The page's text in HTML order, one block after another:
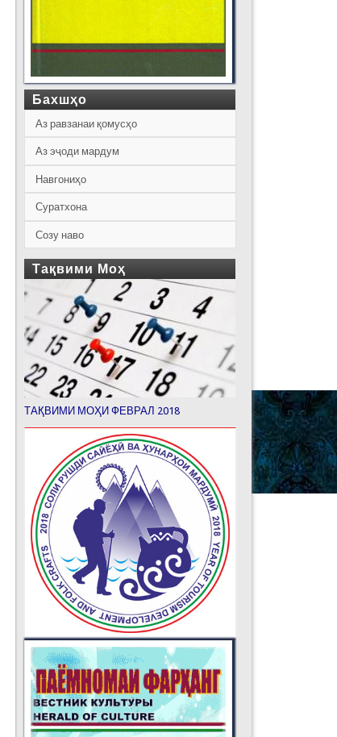
Бахшҳо
Аз равзанаи қомусҳо
Аз эҷоди мардум
Навгониҳо
Суратхона
Созу наво
Тақвими Моҳ
ТАҚВИМИ МОҲИ ФЕВРАЛ 2018